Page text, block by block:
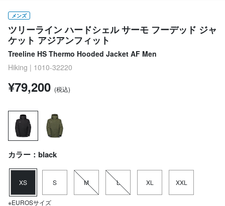
メンズ
ツリーライン ハードシェル サーモ フーデッド ジャ
ケット アジアンフィット
Treeline HS Thermo Hooded Jacket AF Men
Hiking | 1010-32220
¥79,200 (税込)
カラー：black
XS S M L XL XXL
※EUROSサイズ